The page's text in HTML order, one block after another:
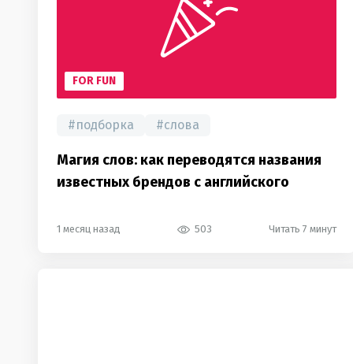
FOR FUN
#подборка #слова
Магия слов: как переводятся названия
известных брендов с английского
1 месяц назад 503 Читать 7 минут